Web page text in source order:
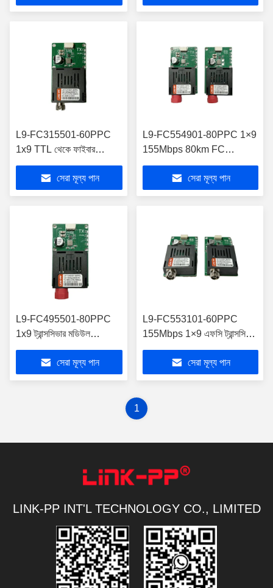
L9-FC315501-60PPC
1x9 TTL থেকে ফাইবার
অপটিক্যাল ট্রান্সিভার 155Mbps
সেরা মূল্য পান
L9-FC554901-80PPC 1×9
155Mbps 80km FC
অপটিক্যাল ট্রান্সিভার মডিউল
সেরা মূল্য পান
L9-FC495501-80PPC
1x9 ট্রান্সসিভার মডিউল
155Mbps 80km এফসি
সংযোগকারী সেরা মূল্য পান
L9-FC553101-60PPC
155Mbps 1×9 এফসি ট্রান্সসিভার
Tx1550nm/Rx1310nm
সেরা মূল্য পান
1
LINK-PP INT'L TECHNOLOGY CO., LIMITED